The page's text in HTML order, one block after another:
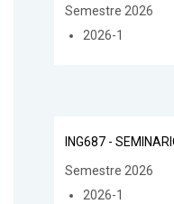
Semestre 2026
2026-1
ING687 -
Semestre 2026
2026-1